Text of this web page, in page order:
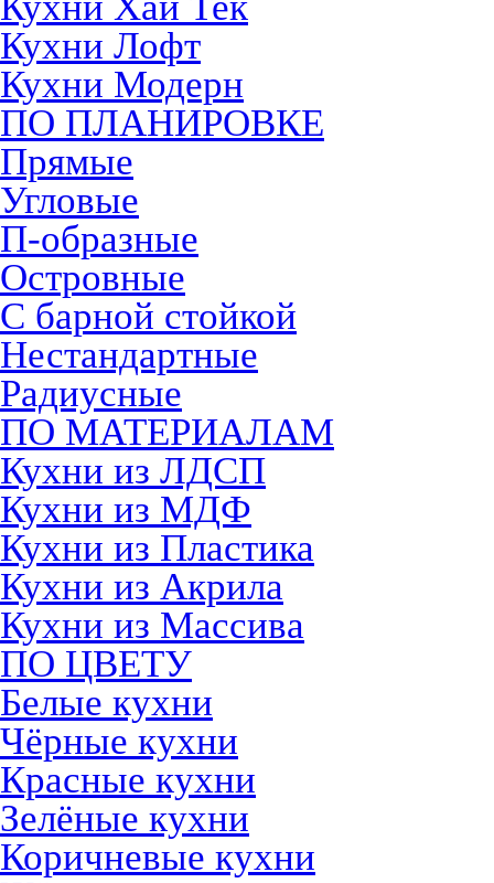
Кухни Лофт
Кухни Модерн
ПО ПЛАНИРОВКЕ
Прямые
Угловые
П-образные
Островные
С барной стойкой
Нестандартные
Радиусные
ПО МАТЕРИАЛАМ
Кухни из ЛДСП
Кухни из МДФ
Кухни из Пластика
Кухни из Акрила
Кухни из Массива
ПО ЦВЕТУ
Белые кухни
Чёрные кухни
Красные кухни
Зелёные кухни
Коричневые кухни